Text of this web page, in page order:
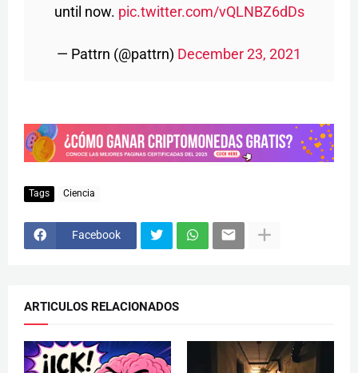
until now. pic.twitter.com/vQLNBZ6dDs
— Pattrn (@pattrn) December 23, 2021
Tags Ciencia
Facebook
ARTICULOS RELACIONADOS